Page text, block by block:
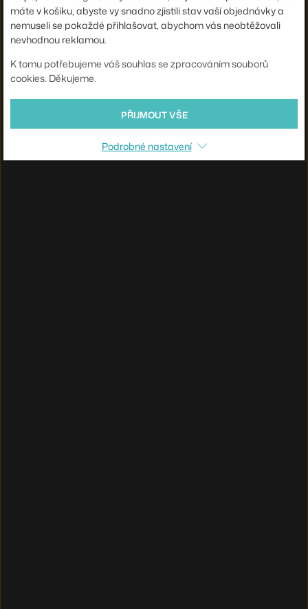
máte v košíku, abyste vy snadno zjistili stav vaší objednávky a
nemuseli se pokaždé přihlašovat, abychom vás neobtěžovali
nevhodnou reklamou.
K tomu potřebujeme váš souhlas se zpracováním souborů
cookies. Děkujeme.
PŘIJMOUT VŠE
Podrobné nastavení